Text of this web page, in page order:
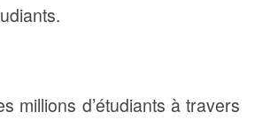
millions d’étudiants à travers